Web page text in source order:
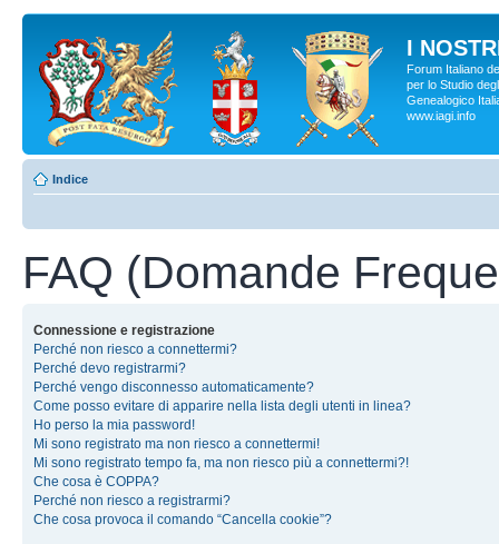
I
Forum Italiano
per lo Studio
Genealogico
www.iagi.info
Indice
FAQ (Domande
Connessione e registrazione
Perché non riesco a connettermi?
Perché devo registrarmi?
Perché vengo disconnesso automaticamente?
Come posso evitare di apparire nella lista degli utenti in linea?
Ho perso la mia password!
Mi sono registrato ma non riesco a connettermi!
Mi sono registrato tempo fa, ma non riesco più a connettermi?!
Che cosa è COPPA?
Perché non riesco a registrarmi?
Che cosa provoca il comando “Cancella cookie”?